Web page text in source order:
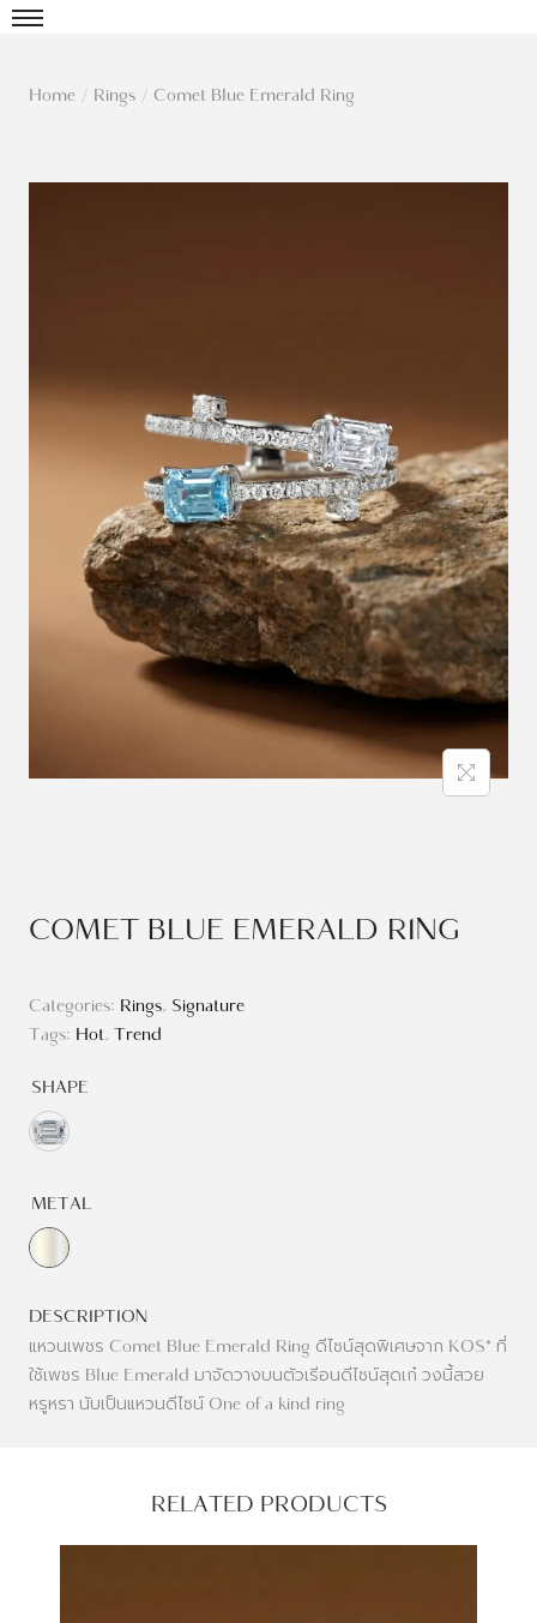
Home / Rings / Comet Blue Emerald Ring
COMET BLUE EMERALD RING
Categories: Rings, Signature
Tags: Hot, Trend
SHAPE
METAL
DESCRIPTION
แหวนเพชร Comet Blue Emerald Ring ดีไซน์สุดพิเศษจาก KOS* ที่
ใช้เพชร Blue Emerald มาจัดวางบนตัวเรีอนดีไซน์สุดเก๋ วงนี้สวย
หรูหรา นับเป็นแหวนดีไซน์ One of a kind ring
RELATED PRODUCTS